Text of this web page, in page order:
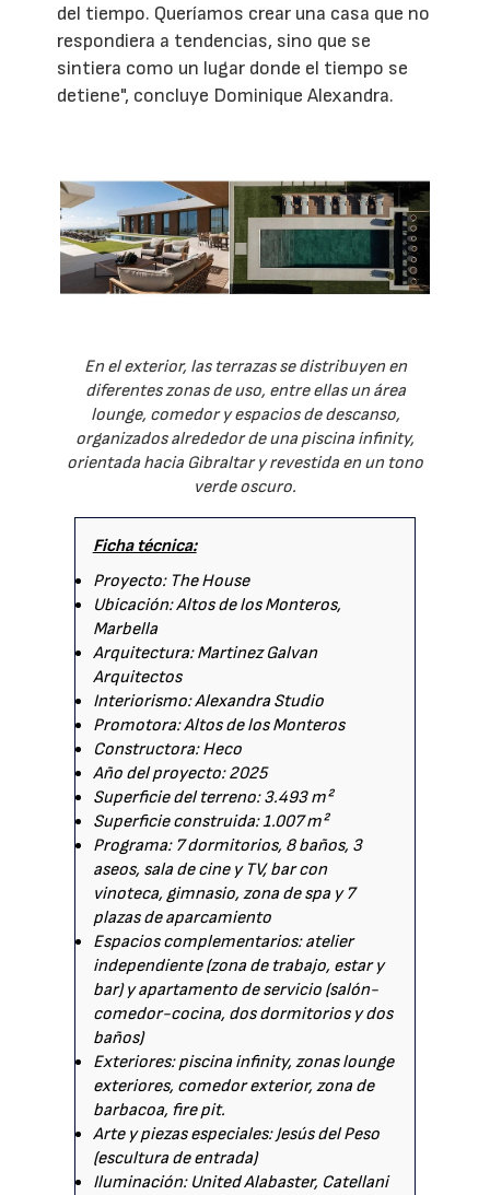
del tiempo. Queríamos crear una casa que no
respondiera a tendencias, sino que se
sintiera como un lugar donde el tiempo se
detiene", concluye Dominique Alexandra.
En el exterior, las terrazas se distribuyen en
diferentes zonas de uso, entre ellas un área
lounge, comedor y espacios de descanso,
organizados alrededor de una piscina infinity,
orientada hacia Gibraltar y revestida en un tono
verde oscuro.
Ficha técnica:
Proyecto: The House
Ubicación: Altos de los Monteros,
Marbella
Arquitectura: Martinez Galvan
Arquitectos
Interiorismo: Alexandra Studio
Promotora: Altos de los Monteros
Constructora: Heco
Año del proyecto: 2025
Superficie del terreno: 3.493 m²
Superficie construida: 1.007 m²
Programa: 7 dormitorios, 8 baños, 3
aseos, sala de cine y TV, bar con
vinoteca, gimnasio, zona de spa y 7
plazas de aparcamiento
Espacios complementarios: atelier
independiente (zona de trabajo, estar y
bar) y apartamento de servicio (salón-
comedor-cocina, dos dormitorios y dos
baños)
Exteriores: piscina infinity, zonas lounge
exteriores, comedor exterior, zona de
barbacoa, fire pit.
Arte y piezas especiales: Jesús del Peso
(escultura de entrada)
Iluminación: United Alabaster, Catellani